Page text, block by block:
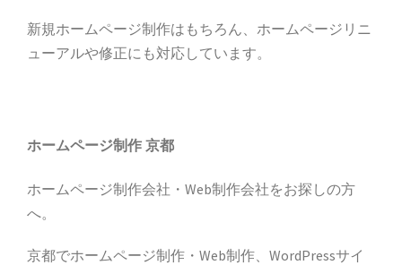
新規ホームページ制作はもちろん、ホームページリニ
ューアルや修正にも対応しています。
ホームページ制作 京都
ホームページ制作会社・Web制作会社をお探しの方
へ。
京都でホームページ制作・Web制作、WordPressサイ